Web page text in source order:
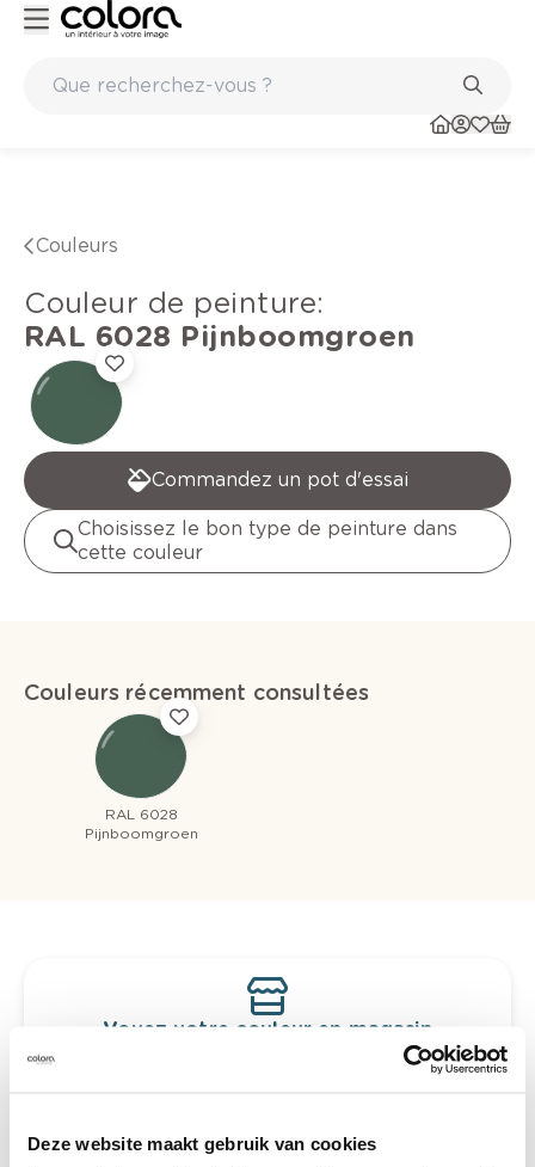
Deze website maakt gebruik van cookies
Couleurs
Couleur de peinture:
RAL 6028 Pijnboomgroen
Commandez un pot d'essai
Choisissez le bon type de peinture dans
cette couleur
Couleurs récemment consultées
RAL 6028
Pijnboomgroen
Voyez votre couleur en magasin
Découvrez des échantillons de votre
votre couleur.